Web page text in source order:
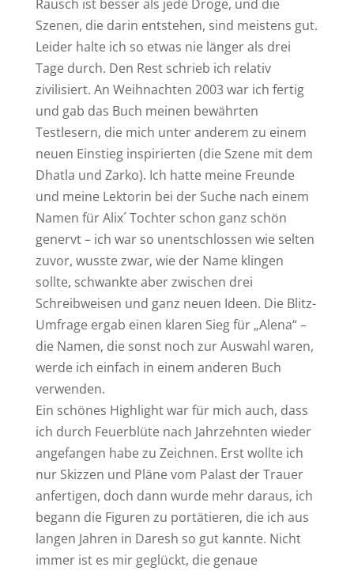
Rausch ist besser als jede Droge, und die
Szenen, die darin entstehen, sind meistens gut.
Leider halte ich so etwas nie länger als drei
Tage durch. Den Rest schrieb ich relativ
zivilisiert. An Weihnachten 2003 war ich fertig
und gab das Buch meinen bewährten
Testlesern, die mich unter anderem zu einem
neuen Einstieg inspirierten (die Szene mit dem
Dhatla und Zarko). Ich hatte meine Freunde
und meine Lektorin bei der Suche nach einem
Namen für Alix´ Tochter schon ganz schön
genervt – ich war so unentschlossen wie selten
zuvor, wusste zwar, wie der Name klingen
sollte, schwankte aber zwischen drei
Schreibweisen und ganz neuen Ideen. Die Blitz-
Umfrage ergab einen klaren Sieg für „Alena“ –
die Namen, die sonst noch zur Auswahl waren,
werde ich einfach in einem anderen Buch
verwenden.
Ein schönes Highlight war für mich auch, dass
ich durch Feuerblüte nach Jahrzehnten wieder
angefangen habe zu Zeichnen. Erst wollte ich
nur Skizzen und Pläne vom Palast der Trauer
anfertigen, doch dann wurde mehr daraus, ich
begann die Figuren zu portätieren, die ich aus
langen Jahren in Daresh so gut kannte. Nicht
immer ist es mir geglückt, die genaue